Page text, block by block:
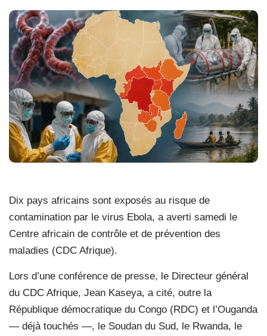
Dix pays africains sont exposés au risque de
contamination par le virus Ebola, a averti samedi le
Centre africain de contrôle et de prévention des
maladies (CDC Afrique).
Lors d’une conférence de presse, le Directeur général
du CDC Afrique, Jean Kaseya, a cité, outre la
République démocratique du Congo (RDC) et l’Ouganda
— déjà touchés —, le Soudan du Sud, le Rwanda, le